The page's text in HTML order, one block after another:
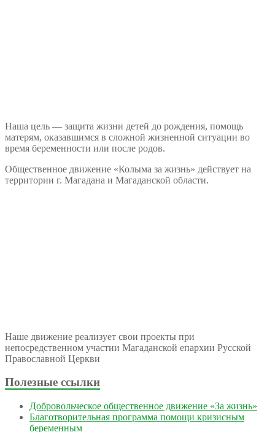
Наша цель — защита жизни детей до рождения, помощь
матерям, оказавшимся в сложной жизненной ситуации во
время беременности или после родов.
Общественное движение «Колыма за жизнь» действует на
территории г. Магадана и Магаданской области.
Наше движение реализует свои проекты при
непосредственном участии Магаданской епархии Русской
Православной Церкви
Полезные ссылки
Добровольческое общественное движение «За жизнь»
Благотворительная программа помощи кризисным
беременным